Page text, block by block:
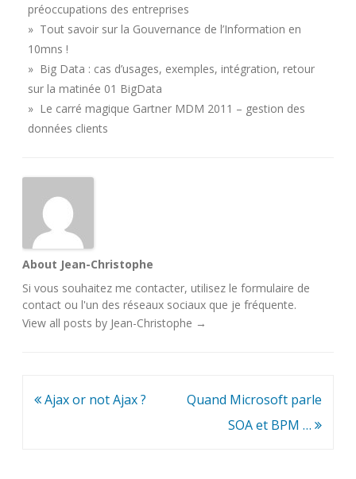
préoccupations des entreprises
» Tout savoir sur la Gouvernance de l’Information en
10mns !
» Big Data : cas d’usages, exemples, intégration, retour
sur la matinée 01 BigData
» Le carré magique Gartner MDM 2011 – gestion des
données clients
About Jean-Christophe
Si vous souhaitez me contacter, utilisez le formulaire de
contact ou l'un des réseaux sociaux que je fréquente.
View all posts by Jean-Christophe →
Navigation
Ajax or not Ajax ?
Quand Microsoft parle
SOA et BPM …